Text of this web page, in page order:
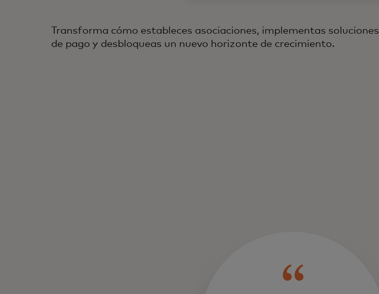
Transforma cómo estableces asociaciones, implementas soluciones
de pago y desbloqueas un nuevo horizonte de crecimiento.